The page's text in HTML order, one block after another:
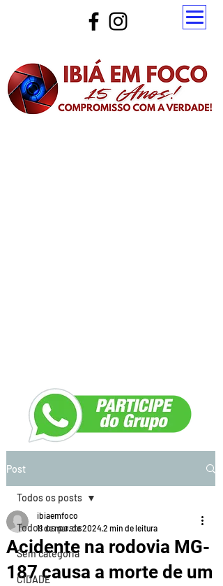
Post
Todos os posts
Sem categoria
CIDADE
Todos os posts
Acidente na rodovia MG-
187 causa a morte de um
ibiaemfoco
11 de mar. de 20242 min de leitura